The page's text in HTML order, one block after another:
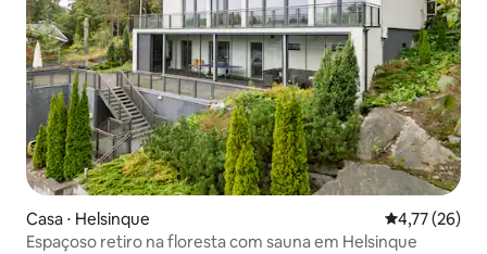
Casa ⋅ Helsinque 4,77 de uma
4,77 (26)
Espaçoso retiro na floresta com sauna em Helsinque